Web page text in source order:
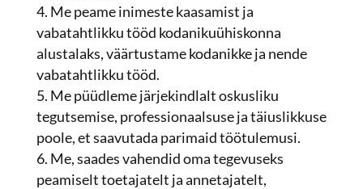
Me peame inimeste kaasamist ja
vabatahtlikku tööd kodanikuühiskonna
alustalaks, väärtustame kodanikke ja nende
vabatahtlikku tööd.
Me püüdleme järjekindlalt oskusliku
tegutsemise, professionaalsuse ja täiuslikkuse
poole, et saavutada parimaid töötulemusi.
Me, saades vahendid oma tegevuseks
peamiselt toetajatelt ja annetajatelt,